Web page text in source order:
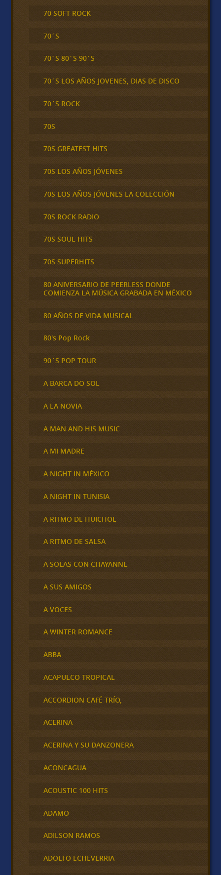
70 SOFT ROCK
70´S
70´S 80´S 90´S
70´S LOS AÑOS JOVENES, DIAS DE DISCO
70´S ROCK
70S
70S GREATEST HITS
70S LOS AÑOS JÓVENES
70S LOS AÑOS JÓVENES LA COLECCIÓN
70S ROCK RADIO
70S SOUL HITS
70S SUPERHITS
80 ANIVERSARIO DE PEERLESS DONDE
COMIENZA LA MÚSICA GRABADA EN MÉXICO
80 AÑOS DE VIDA MUSICAL
80's Pop Rock
90´S POP TOUR
A BARCA DO SOL
A LA NOVIA
A MAN AND HIS MUSIC
A MI MADRE
A NIGHT IN MÉXICO
A NIGHT IN TUNISIA
A RITMO DE HUICHOL
A RITMO DE SALSA
A SOLAS CON CHAYANNE
A SUS AMIGOS
A VOCES
A WINTER ROMANCE
ABBA
ACAPULCO TROPICAL
ACCORDION CAFÉ TRÍO,
ACERINA
ACERINA Y SU DANZONERA
ACONCAGUA
ACOUSTIC 100 HITS
ADAMO
ADILSON RAMOS
ADOLFO ECHEVERRIA